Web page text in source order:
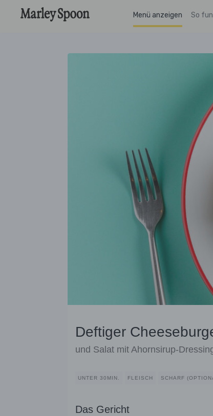
Menü anzeigen So
Deftiger
und Salat mit Ahornsirup-
UNTER 30MIN. FLEISCH SCHARF
Das Gericht